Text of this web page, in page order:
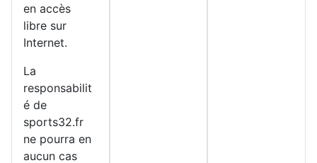
en accès
libre sur
Internet.
La
responsabilit
é de
sports32.fr
ne pourra en
aucun cas